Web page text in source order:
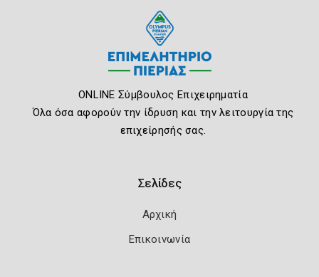
ONLINE Σύμβουλος Επιχειρηματία
Όλα όσα αφορούν την ίδρυση και την λειτουργία της
επιχείρησής σας.
Σελίδες
Αρχική
Επικοινωνία